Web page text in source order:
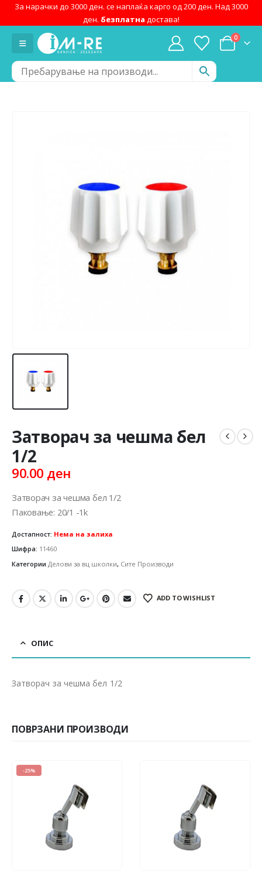
За нарачки до 3000 ден. се наплаќа карго од 200 ден. Над 3000
ден. безплатна достава!
0
Затворач за чешма бел
1/2
90.00 ден
Затворач за чешма бел 1/2
Паковање: 20/1 -1k
Достапност: Нема на залиха
Шифра: 11460
Категории Делови за вц школки, Сите Производи
ADD TO WISHLIST
ОПИС
Затворач за чешма бел 1/2
ПОВРЗАНИ ПРОИЗВОДИ
-25%